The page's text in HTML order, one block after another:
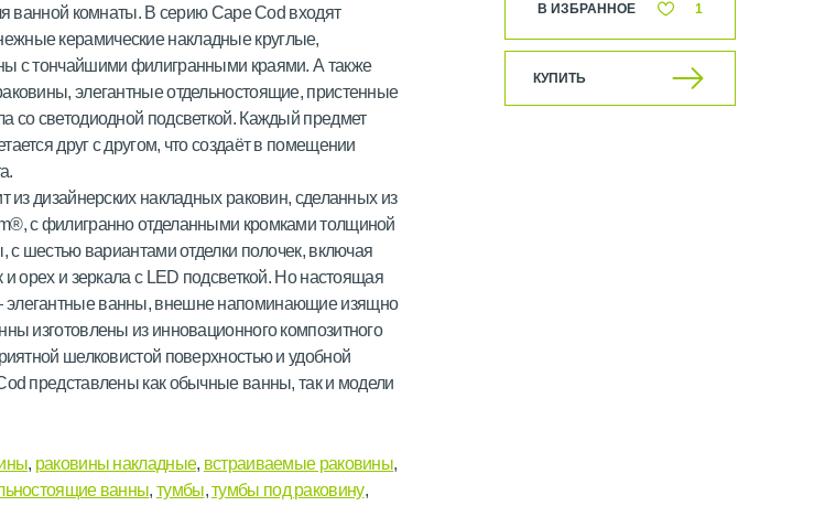
ванной комнаты. В серию Cape Cod входят
керамические накладные круглые,
с тончайшими филигранными краями. А также
элегантные отдельностоящие, пристенные
со светодиодной подсветкой. Каждый предмет
друг с другом, что создаёт в помещении
из дизайнерских накладных раковин, сделанных из
с филигранно отделанными кромками толщиной
с шестью вариантами отделки полочек, включая
орех и зеркала с LED подсветкой. Но настоящая
ванны, внешне напоминающие изящно
изготовлены из инновационного композитного
шелковистой поверхностью и удобной
представлены как обычные ванны, так и модели
, раковины накладные, встраиваемые раковины,
ванны, тумбы,тумбы под раковину,
В ИЗБРАННОЕ 1
КУПИТЬ